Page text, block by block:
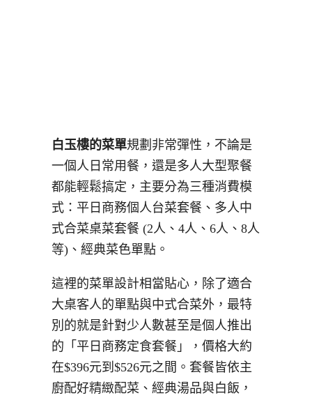
白玉樓的菜單規劃非常彈性，不論是
一個人日常用餐，還是多人大型聚餐
都能輕鬆搞定，主要分為三種消費模
式：平日商務個人台菜套餐、多人中
式合菜桌菜套餐 (2人、4人、6人、8人
等)、經典菜色單點。
這裡的菜單設計相當貼心，除了適合
大桌客人的單點與中式合菜外，最特
別的就是針對少人數甚至是個人推出
的「平日商務定食套餐」，價格大約
在$396元到$526元之間。套餐皆依主
廚配好精緻配菜、經典湯品與白飯，